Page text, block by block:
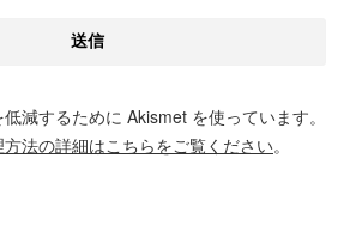
減するために Akismet を使っています。
法の詳細はこちらをご覧ください。